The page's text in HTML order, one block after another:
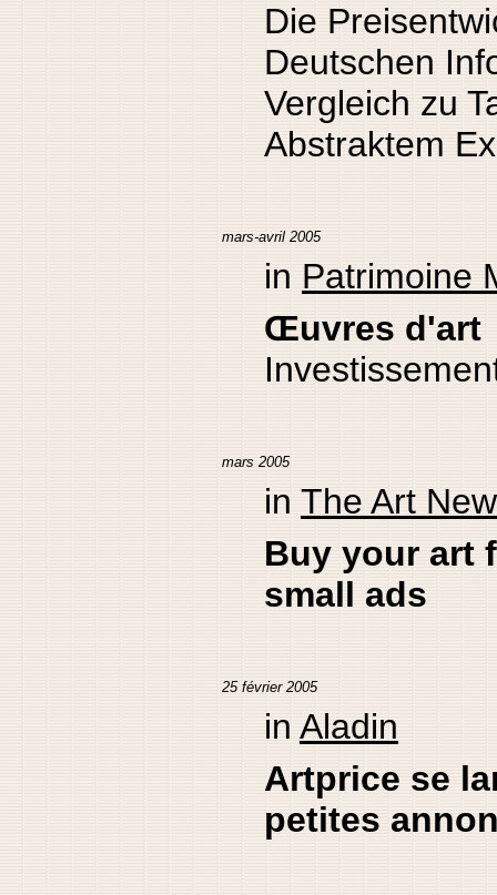
Die
Deutschen
Vergleich zu
Abstraktem
mars-avril 2005
in Patrimoine
Œuvres d'art
mars 2005
in The Art
Buy your art
small ads
25 février 2005
in Aladin
Artprice se
petites